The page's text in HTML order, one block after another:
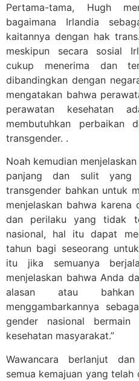
Pertama-tama, Hugh
bagaimana Irlandia
kaitannya dengan hak
meskipun secara sosial
cukup menerima dan
dibandingkan dengan
mengatakan bahwa
perawatan kesehatan
membutuhkan
transgender. .
Noah kemudian
panjang dan sulit
transgender bahkan untuk
menjelaskan bahwa
dan perilaku yang tidak
nasional, hal itu dapat
tahun bagi seseorang
itu jika semuanya
menjelaskan bahwa Anda
alasan atau bahkan
menggambarkannya
gender nasional
kesehatan masyarakat.”
Wawancara berlanjut
semua kemajuan yang